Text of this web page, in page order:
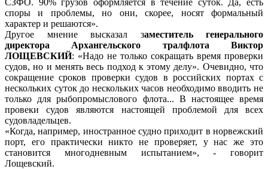
споры и проблемы, но они, скорее, носят формальный
характер и решаются».
Другое мнение высказал заместитель генерального
директора Архангельского тралфлота Виктор
ЛОЩЕВСКИЙ: «Надо не только сокращать время проверки
судов, но и менять весь подход к этому делу». Очевидно, что
сокращение сроков проверки судов в российских портах с
нескольких суток до нескольких часов необходимо вводить не
только для рыбопромыслового флота... В настоящее время
провеки судов являются настоящей проблемой для всех
судовладельцев.
«Когда, например, иностранное судно приходит в норвежский
порт, его практически никто не проверяет, у нас же это
становится многодневным испытанием», - говорит
Лощевский.